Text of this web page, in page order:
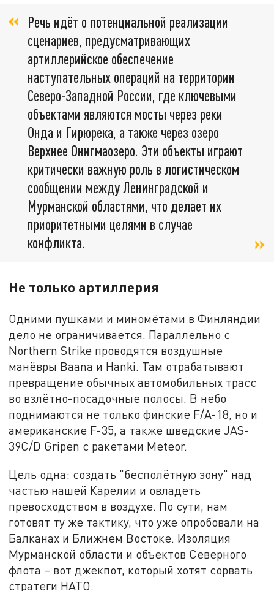
Речь идёт о потенциальной реализации
сценариев, предусматривающих
артиллерийское обеспечение
наступательных операций на территории
Северо-Западной России, где ключевыми
объектами являются мосты через реки
Онда и Гирюрека, а также через озеро
Верхнее Онигмаозеро. Эти объекты играют
критически важную роль в логистическом
сообщении между Ленинградской и
Мурманской областями, что делает их
приоритетными целями в случае
конфликта.
Не только артиллерия
Одними пушками и миномётами в Финляндии
дело не ограничивается. Параллельно с
Northern Strike проводятся воздушные
манёвры Baana и Hanki. Там отрабатывают
превращение обычных автомобильных трасс
во взлётно-посадочные полосы. В небо
поднимаются не только финские F/A-18, но и
американские F-35, а также шведские JAS-
39C/D Gripen с ракетами Meteor.
Цель одна: создать "бесполётную зону" над
частью нашей Карелии и овладеть
превосходством в воздухе. По сути, нам
готовят ту же тактику, что уже опробовали на
Балканах и Ближнем Востоке. Изоляция
Мурманской области и объектов Северного
флота – вот джекпот, который хотят сорвать
стратеги НАТО.